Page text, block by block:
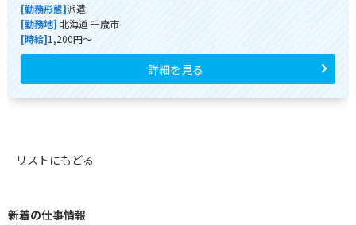
[勤務形態]派遣
[勤務地] 北海道 千歳市
[時給]1,200円～
詳細を見る
リストにもどる
新着の仕事情報